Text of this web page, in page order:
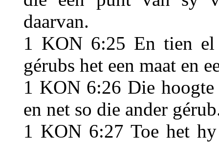
daarvan.
1 KON 6:25 En tien el
gérubs het een maat en
1 KON 6:26 Die
en net so die ander
1 KON 6:27 Toe het